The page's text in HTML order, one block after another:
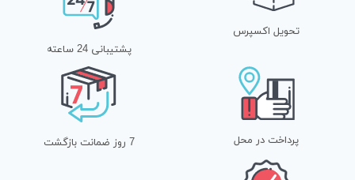
تحویل اکسپرس
پشتیبانی 24 ساعته
پرداخت در محل 7 روز ضمانت بازگشت